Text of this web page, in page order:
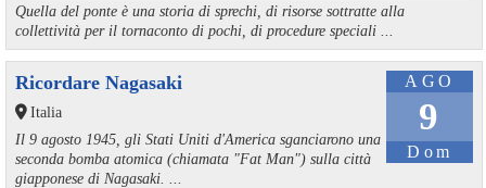
Quella del ponte è una storia di sprechi, di risorse sottratte alla
collettività per il tornaconto di pochi, di procedure speciali ...
AGO
9
Dom
Ricordare Nagasaki
Italia
Il 9 agosto 1945, gli Stati Uniti d'America sganciarono una
seconda bomba atomica (chiamata "Fat Man") sulla città
giapponese di Nagasaki. ...